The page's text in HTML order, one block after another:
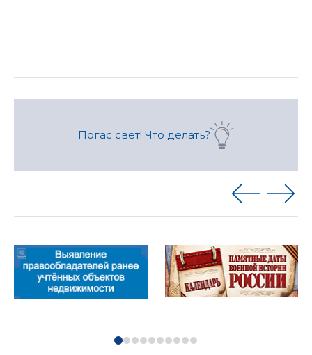
Погас свет! Что делать?